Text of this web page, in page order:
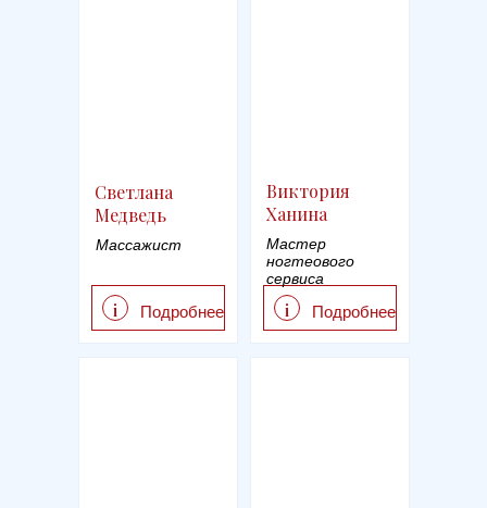
Подробнее
i Подробнее
i
Виктория
Ханина
Мастер
ногтеового
сервиса
Светлана
Медведь
Массажист